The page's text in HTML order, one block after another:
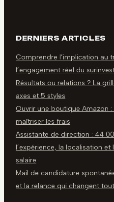
DERNIERS ARTICLES
Comprendre l’implication au
l’engagement réel du
Résultats ou relations ? La
axes et 5 styles
Ouvrir une boutique Amazon
maîtriser les frais
Assistante de direction : 44
l’expérience, la localisation
salaire
Mail de candidature
et la relance qui changent tout